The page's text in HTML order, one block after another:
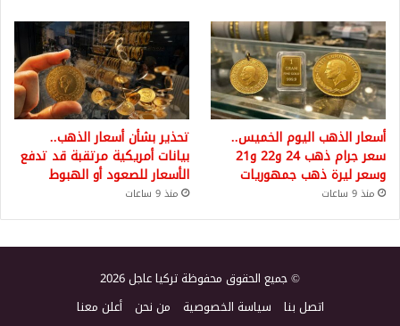
أسعار الذهب اليوم الخميس..
سعر جرام ذهب 24 و22 و21
وسعر ليرة ذهب جمهوريات
منذ 9 ساعات
تحذير بشأن أسعار الذهب..
بيانات أمريكية مرتقبة قد تدفع
الأسعار للصعود أو الهبوط
منذ 9 ساعات
© جميع الحقوق محفوظة تركيا عاجل 2026
اتصل بنا سياسة الخصوصية من نحن أعلن معنا